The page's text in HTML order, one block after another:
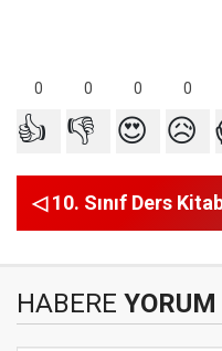
0 0 0 0
👍 👎 😍 😥
◁ 10. Sınıf Ders
HABERE